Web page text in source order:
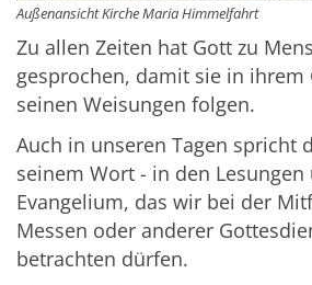
Außenansicht Kirche Maria Himmelfahrt
Zu allen Zeiten hat Gott zu
gesprochen, damit sie in ihrem
seinen Weisungen folgen.
Auch in unseren Tagen spricht
seinem Wort - in den
Evangelium, das wir bei der
Messen oder anderer
betrachten dürfen.